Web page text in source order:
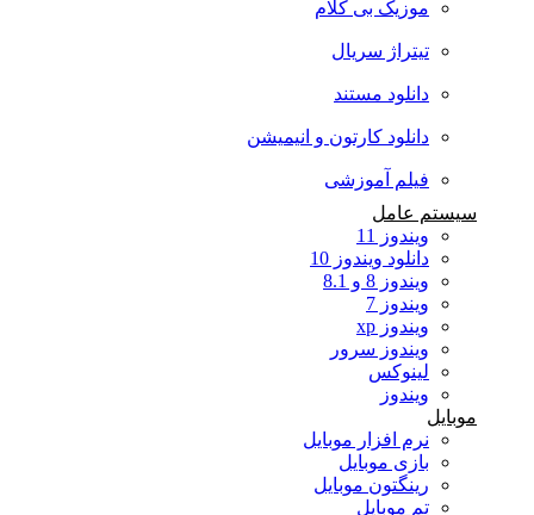
موزیک بی کلام
تیتراژ سریال
دانلود مستند
دانلود کارتون و انیمیشن
فیلم آموزشی
سیستم عامل
ویندوز 11
دانلود ویندوز 10
ویندوز 8 و 8.1
ویندوز 7
ویندوز xp
ویندوز سرور
لینوکس
ویندوز
موبایل
نرم افزار موبایل
بازی موبایل
رینگتون موبایل
تم موبایل